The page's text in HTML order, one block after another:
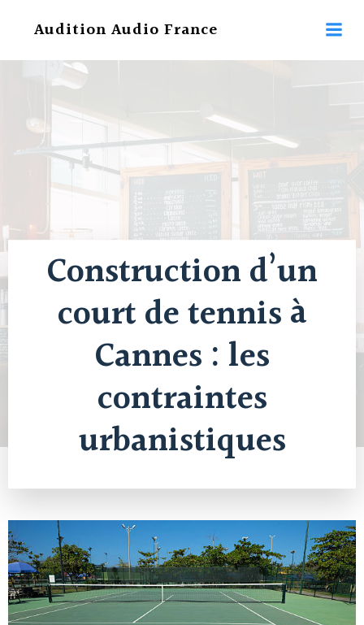
au
Audition Audio France
Construction d’un
court de tennis à
Cannes : les
contraintes
urbanistiques